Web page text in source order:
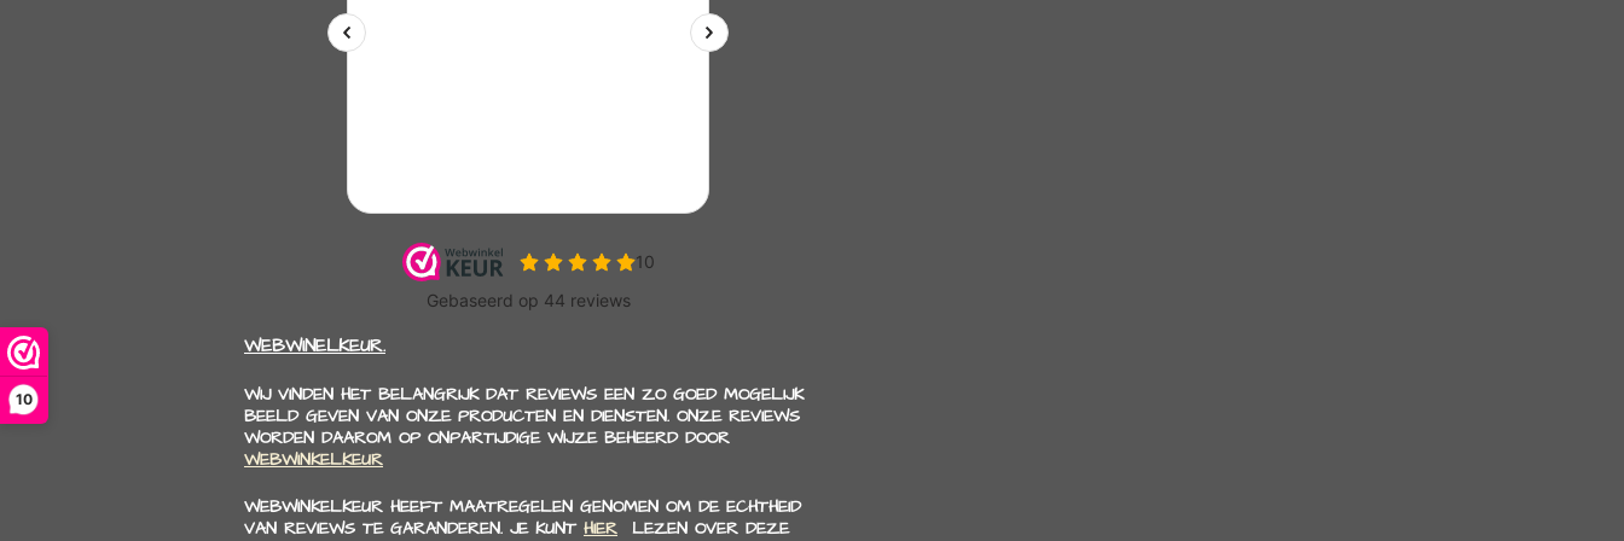
10
WEBWINELKEUR.
WIJ VINDEN HET BELANGRIJK DAT REVIEWS EEN ZO GOED MOGELIJK
BEELD GEVEN VAN ONZE PRODUCTEN EN DIENSTEN. ONZE REVIEWS
WORDEN DAAROM OP ONPARTIJDIGE WIJZE BEHEERD DOOR
WEBWINKELKEUR
WEBWINKELKEUR HEEFT MAATREGELEN GENOMEN OM DE ECHTHEID
VAN REVIEWS TE GARANDEREN. JE KUNT HIER LEZEN OVER DEZE